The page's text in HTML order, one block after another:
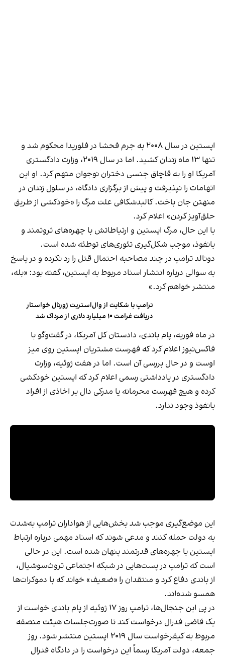
اپستین در سال ۲۰۰۸ به جرم فحشا در فلوریدا محکوم شد و
تنها ۱۳ ماه زندان کشید. اما در سال ۲۰۱۹، وزارت دادگستری
آمریکا او را به قاچاق جنسی دختران نوجوان متهم کرد. او این
اتهامات را نپذیرفت و پیش از برگزاری دادگاه، در سلول زندان در
منهتن جان باخت. کالبدشکافی علت مرگ را «خودکشی از طریق
حلق‌آویز کردن» اعلام کرد.
با این حال، مرگ اپستین و ارتباطاتش با چهره‌های ثروتمند و
بانفوذ، موجب شکل‌گیری تئوری‌های توطئه شده است.
دونالد ترامپ در چند مصاحبه احتمال قتل را رد نکرده و در پاسخ
به سوالی درباره انتشار اسناد مربوط به اپستین، گفته بود: «بله،
منتشر خواهم کرد.»
ترامپ با شکایت از وال‌استریت ژورنال خواستار
دریافت غرامت ۱۰ میلیارد دلاری از مرداک شد
در ماه فوریه، پام باندی، دادستان کل آمریکا، در گفت‌وگو با
فاکس‌نیوز اعلام کرد که فهرست مشتریان اپستین روی میز
اوست و در حال بررسی آن است. اما در هفت ژوئیه، وزارت
دادگستری در یادداشتی رسمی اعلام کرد که اپستین خودکشی
کرده و هیچ فهرست محرمانه یا مدرکی دال بر اخاذی از افراد
بانفوذ وجود ندارد.
این موضع‌گیری موجب شد بخش‌هایی از هواداران ترامپ به‌شدت
به دولت حمله کنند و مدعی شوند که اسناد مهمی درباره ارتباط
اپستین با چهره‌های قدرتمند پنهان شده است. این در حالی
است که ترامپ در پست‌هایی در شبکه اجتماعی تروث‌سوشیال،
از باندی دفاع کرد و منتقدان را «ضعیف» خواند که با دموکرات‌ها
همسو شده‌اند.
در پی این جنجال‌ها، ترامپ روز ۱۷ ژوئیه از پام باندی خواست از
یک قاضی فدرال درخواست کند تا صورت‌جلسات هیئت منصفه
مربوط به کیفرخواست سال ۲۰۱۹ اپستین منتشر شود. روز
جمعه، دولت آمریکا رسماً این درخواست را در دادگاه فدرال